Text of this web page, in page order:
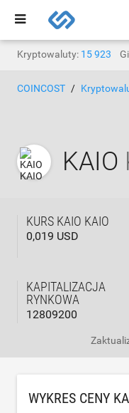
Kryptowaluty: 15 923
COINCOST
KAIO
KURS KAIO KAIO
0,019 USD
KAPITALIZACJA
RYNKOWA
12809200
WYKRES CENY